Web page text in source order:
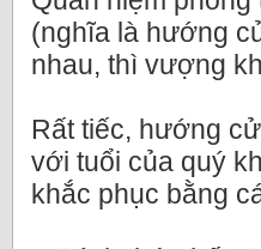
(nghĩa là hướng
nhau, thì vượng
Rất tiếc, hướng
với tuổi của quý
khắc phục bằng